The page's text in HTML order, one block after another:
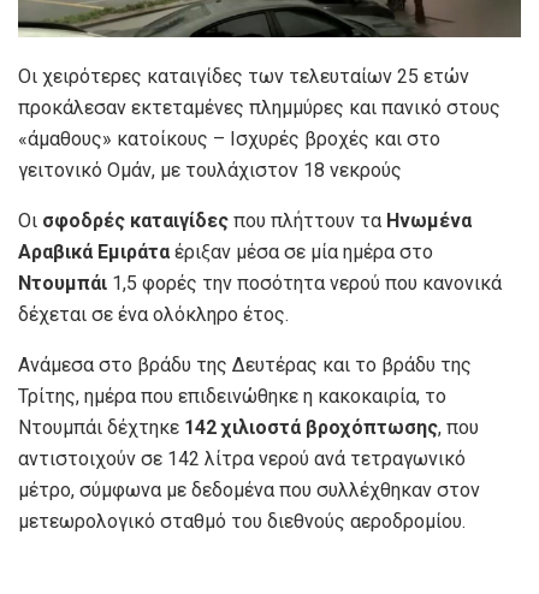
Οι χειρότερες καταιγίδες των τελευταίων 25 ετών
προκάλεσαν εκτεταμένες πλημμύρες και πανικό στους
«άμαθους» κατοίκους – Ισχυρές βροχές και στο
γειτονικό Ομάν, με τουλάχιστον 18 νεκρούς
Οι σφοδρές καταιγίδες που πλήττουν τα Ηνωμένα
Αραβικά Εμιράταέριξαν μέσα σε μία ημέρα στο
Ντουμπάι 1,5 φορές την ποσότητα νερού που κανονικά
δέχεται σε ένα ολόκληρο έτος.
Ανάμεσα στο βράδυ της Δευτέρας και το βράδυ της
Τρίτης, ημέρα που επιδεινώθηκε η κακοκαιρία, το
Ντουμπάι δέχτηκε 142 χιλιοστά βροχόπτωσης, που
αντιστοιχούν σε 142 λίτρα νερού ανά τετραγωνικό
μέτρο, σύμφωνα με δεδομένα που συλλέχθηκαν στον
μετεωρολογικό σταθμό του διεθνούς αεροδρομίου.